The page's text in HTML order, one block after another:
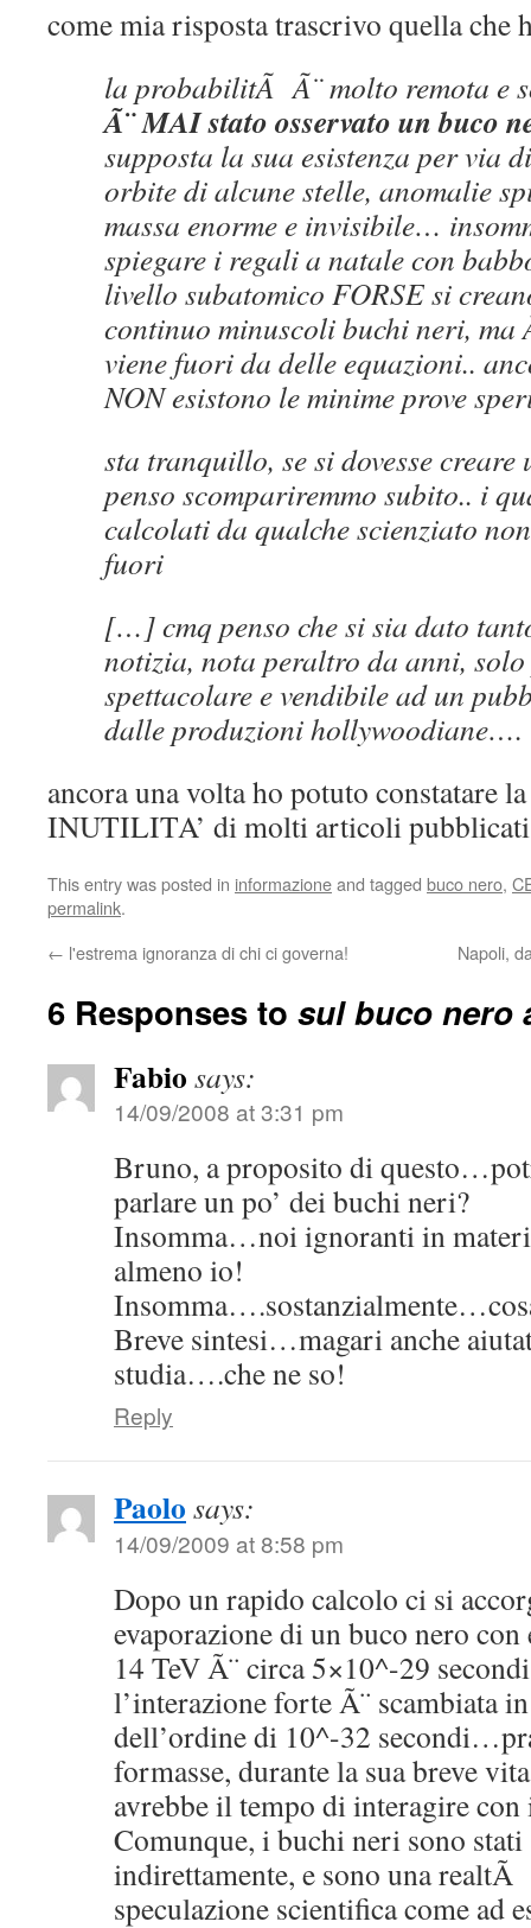
come mia risposta trascrivo quella che
la probabilitÃ Ã¨ molto remota e
Ã¨ MAI stato osservato un buco
supposta la sua esistenza per via
orbite di alcune stelle, anomalie
massa enorme e invisibile…
spiegare i regali a natale con
livello subatomico FORSE si
continuo minuscoli buchi neri, ma
viene fuori da delle equazioni..
NON esistono le minime prove
sta tranquillo, se si dovesse creare
penso scompariremmo subito.. i
calcolati da qualche scienziato
fuori
[…] cmq penso che si sia dato
notizia, nota peraltro da anni,
spettacolare e vendibile ad un
dalle produzioni hollywoodiane….
ancora una volta ho potuto constatare
INUTILITA’ di molti articoli
This entry was posted in informazioneand tagged buco nero,
permalink.
← l'estrema ignoranza di chi ci governa! Napoli,
6 Responses to sul buco nero
Fabio says:
14/09/2008 at 3:31 pm
Bruno, a proposito di
parlare un po’ dei buchi neri?
Insomma…noi ignoranti in
almeno io!
Breve sintesi…magari anche
studia….che ne so!
Reply
Paolo says:
14/09/2009 at 8:58 pm
Dopo un rapido calcolo ci si
evaporazione di un buco nero
14 TeV Ã¨ circa 5×10^-29
l’interazione forte Ã¨ scambiata
dell’ordine di 10^-32
formasse, durante la sua breve
avrebbe il tempo di interagire
Comunque, i buchi neri sono stati
indirettamente, e sono una
speculazione scientifica come ad